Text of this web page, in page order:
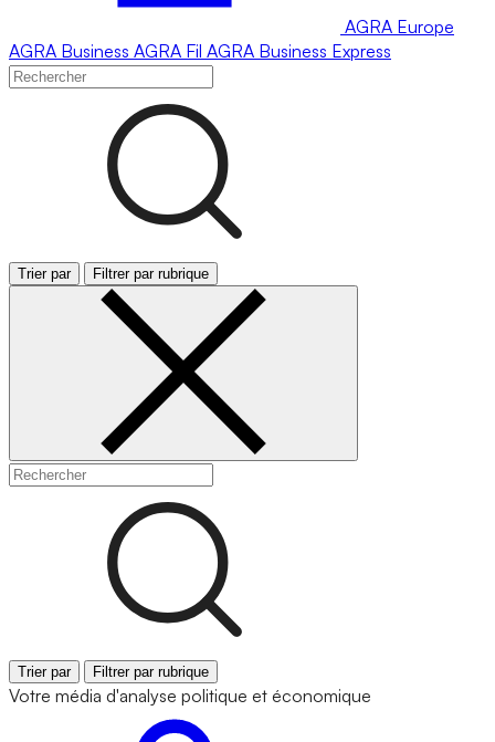
AGRA Europe
AGRA Business AGRA Fil AGRA Business Express
Trier par Filtrer par rubrique
Trier par Filtrer par rubrique
Votre média d'analyse politique et économique